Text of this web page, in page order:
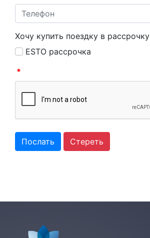
Хочу купить поездку в рассрочку
ESTO рассрочка
*
Послать Стереть